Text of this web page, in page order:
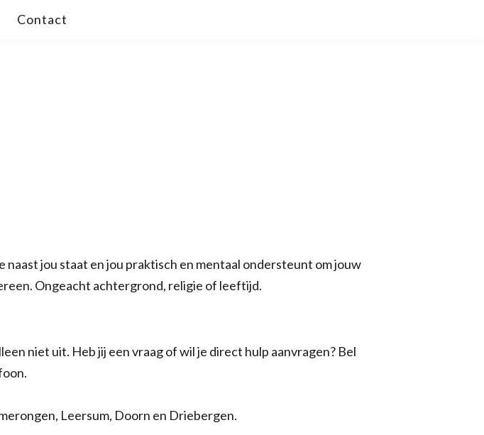
Contact
jou staat en jou praktisch en mentaal ondersteunt om jouw
Ongeacht achtergrond, religie of leeftijd.
niet uit. Heb jij een vraag of wil je direct hulp aanvragen? Bel
Leersum, Doorn en Driebergen.